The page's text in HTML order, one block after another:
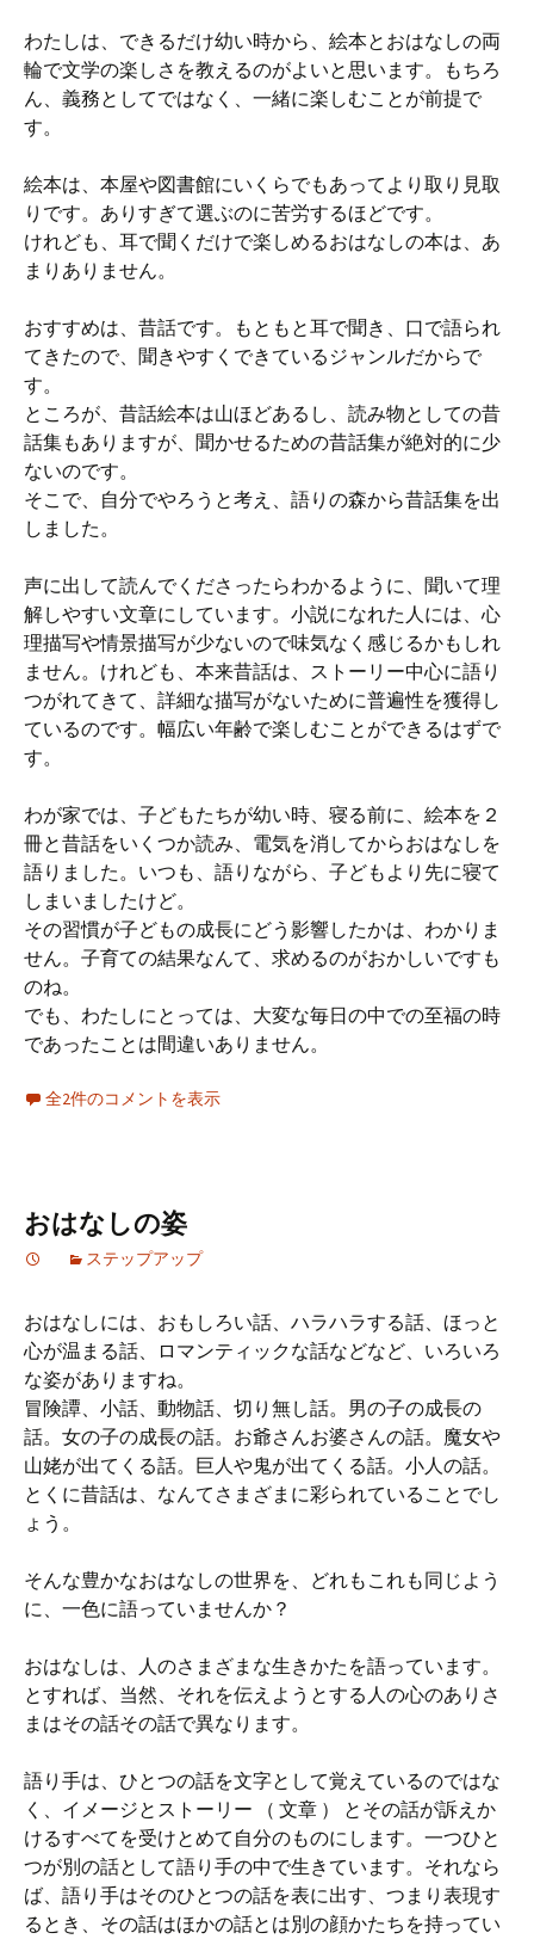
わたしは、できるだけ幼い時から、絵本とおはなしの両
輪で文学の楽しさを教えるのがよいと思います。もちろ
ん、義務としてではなく、一緒に楽しむことが前提で
す。
絵本は、本屋や図書館にいくらでもあってより取り見取
りです。ありすぎて選ぶのに苦労するほどです。
けれども、耳で聞くだけで楽しめるおはなしの本は、あ
まりありません。
おすすめは、昔話です。もともと耳で聞き、口で語られ
てきたので、聞きやすくできているジャンルだからで
す。
ところが、昔話絵本は山ほどあるし、読み物としての昔
話集もありますが、聞かせるための昔話集が絶対的に少
ないのです。
そこで、自分でやろうと考え、語りの森から昔話集を出
しました。
声に出して読んでくださったらわかるように、聞いて理
解しやすい文章にしています。小説になれた人には、心
理描写や情景描写が少ないので味気なく感じるかもしれ
ません。けれども、本来昔話は、ストーリー中心に語り
つがれてきて、詳細な描写がないために普遍性を獲得し
ているのです。幅広い年齢で楽しむことができるはずで
す。
わが家では、子どもたちが幼い時、寝る前に、絵本を２
冊と昔話をいくつか読み、電気を消してからおはなしを
語りました。いつも、語りながら、子どもより先に寝て
しまいましたけど。
その習慣が子どもの成長にどう影響したかは、わかりま
せん。子育ての結果なんて、求めるのがおかしいですも
のね。
でも、わたしにとっては、大変な毎日の中での至福の時
であったことは間違いありません。
全2件のコメントを表示
おはなしの姿
ステップアップ
おはなしには、おもしろい話、ハラハラする話、ほっと
心が温まる話、ロマンティックな話などなど、いろいろ
な姿がありますね。
冒険譚、小話、動物話、切り無し話。男の子の成長の
話。女の子の成長の話。お爺さんお婆さんの話。魔女や
山姥が出てくる話。巨人や鬼が出てくる話。小人の話。
とくに昔話は、なんてさまざまに彩られていることでし
ょう。
そんな豊かなおはなしの世界を、どれもこれも同じよう
に、一色に語っていませんか？
おはなしは、人のさまざまな生きかたを語っています。
とすれば、当然、それを伝えようとする人の心のありさ
まはその話その話で異なります。
語り手は、ひとつの話を文字として覚えているのではな
く、イメージとストーリー （ 文章 ） とその話が訴えか
けるすべてを受けとめて自分のものにします。一つひと
つが別の話として語り手の中で生きています。それなら
ば、語り手はそのひとつの話を表に出す、つまり表現す
るとき、その話はほかの話とは別の顔かたちを持ってい